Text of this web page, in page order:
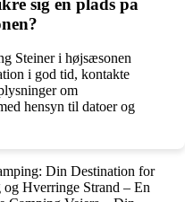
sig en plads på
Steiner i højsæsonen
i god tid, kontakte
om
hensyn til datoer og
Din Destination for
Hverringe Strand – En